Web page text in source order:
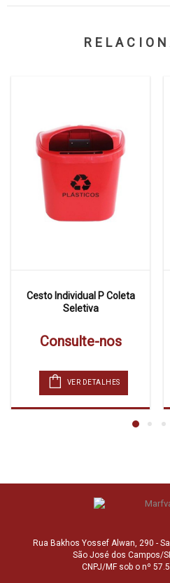
Cesto Individual P Coleta
Seletiva
Consulte-nos
VER DETALHES
Rua Bakhos Yossef Alwan, 290 -
São José dos Campos/
CNPJ/MF sob o nº